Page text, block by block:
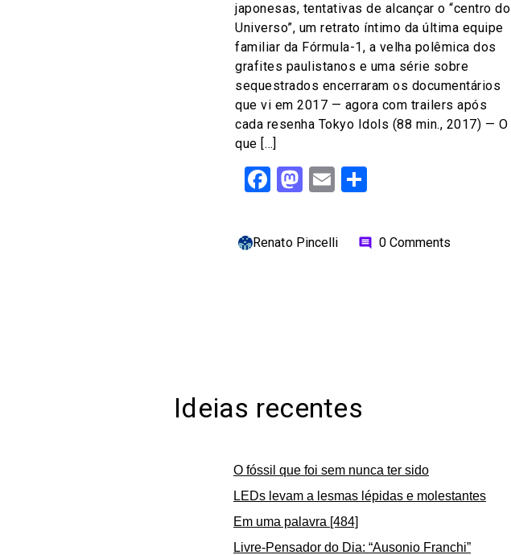
japonesas, tentativas de alcançar o “centro do
Universo”, um retrato íntimo da última equipe
familiar da Fórmula-1, a velha polêmica dos
grafites paulistanos e uma série sobre
sequestrados encerraram os documentários
que vi em 2017 — agora com trailers após
cada resenha Tokyo Idols (88 min., 2017) — O
que […]
Facebook
Mastodon
Email
Renato Pincelli comment 0 Comments
Ideias recentes
O fóssil que foi sem nunca ter sido
LEDs levam a lesmas lépidas e molestantes
Em uma palavra [484]
Livre-Pensador do Dia: “Ausonio Franchi”